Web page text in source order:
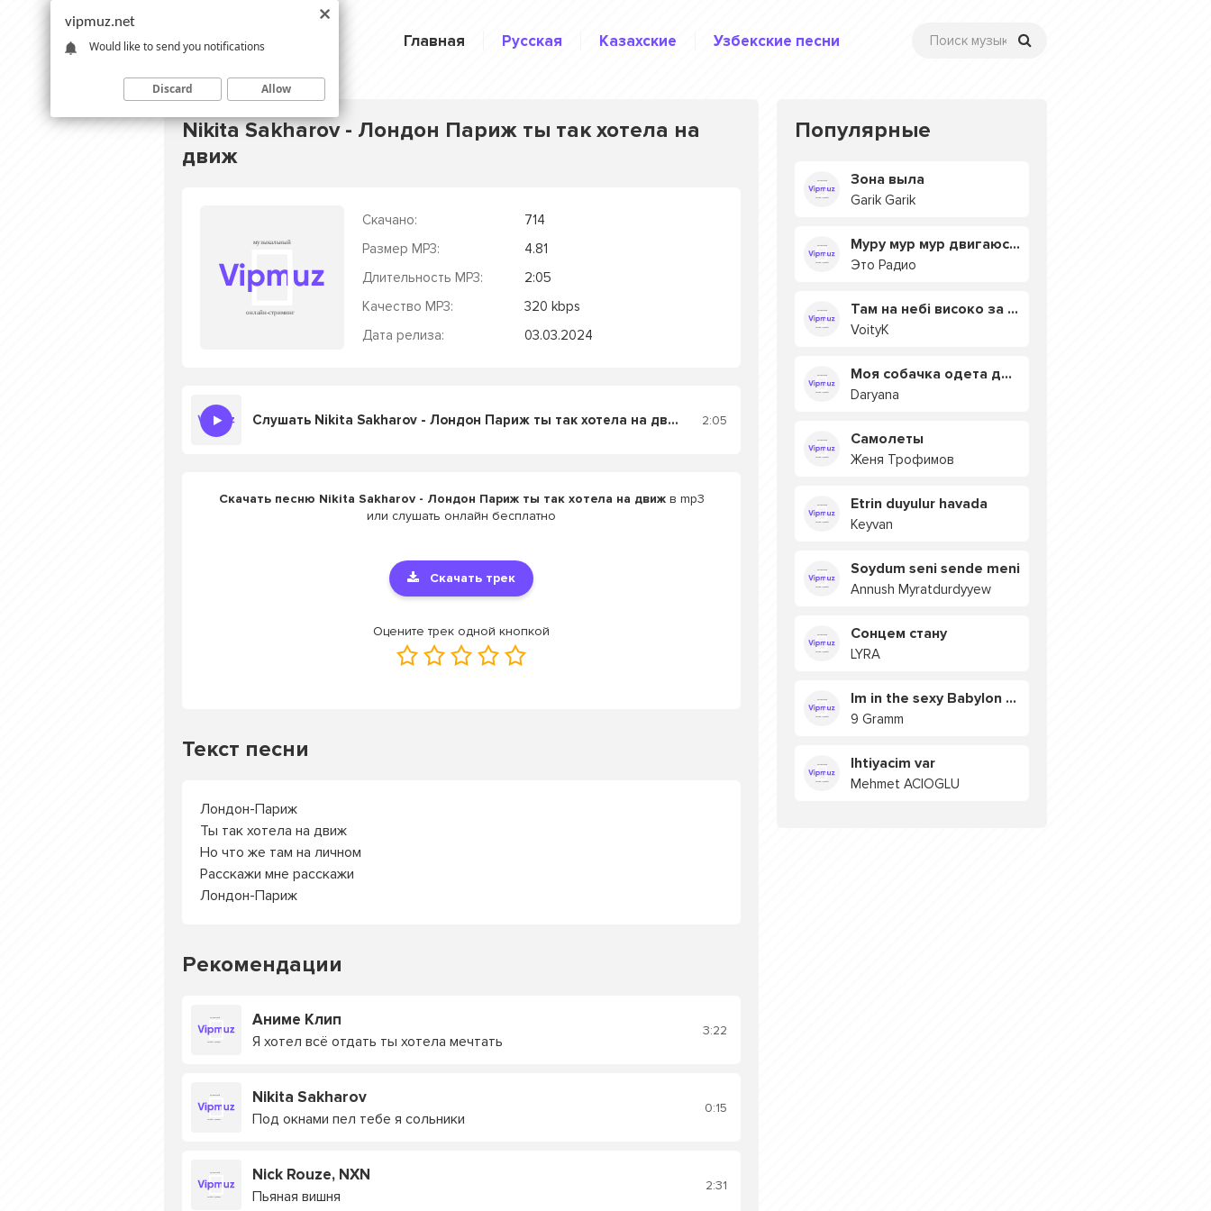
Главная Русская Казахские Узбекские песни
Nikita Sakharov - Лондон Париж ты так хотела на
движ
Скачано:
714
Размер MP3:
4.81
Длительность MP3:
2:05
Качество MP3:
320 kbps
Дата релиза:
03.03.2024
Слушать Nikita Sakharov - Лондон Париж ты так хотела на движ 2:05
Скачать песню Nikita Sakharov - Лондон Париж ты так хотела на движв mp3
или слушать онлайн бесплатно
Скачать трек
Оцените трек одной кнопкой
Текст песни
Лондон-Париж
Ты так хотела на движ
Но что же там на личном
Расскажи мне расскажи
Лондон-Париж
Рекомендации
Аниме Клип
Я хотел всё отдать ты хотела мечтать
3:22
Nikita Sakharov
Под окнами пел тебе я сольники
0:15
Nick Rouze, NXN
Пьяная вишня
2:31
Популярные
Зона выла
Garik Garik
Муру мур мур двигаюсь на мурмулях
Это Радио
Там на небі високо за хмарами
VoityK
Моя собачка одета дороже тебя
Daryana
Самолеты
Женя Трофимов
Etrin duyulur havada
Keyvan
Soydum seni sende meni
Annush Myratdurdyyew
Сонцем стану
LYRA
Im in the sexy Babylon БУЯ
9 Gramm
Ihtiyacim var
Mehmet ACIOGLU
vipmuz.net
Would like to send you notifications
Discard Allow